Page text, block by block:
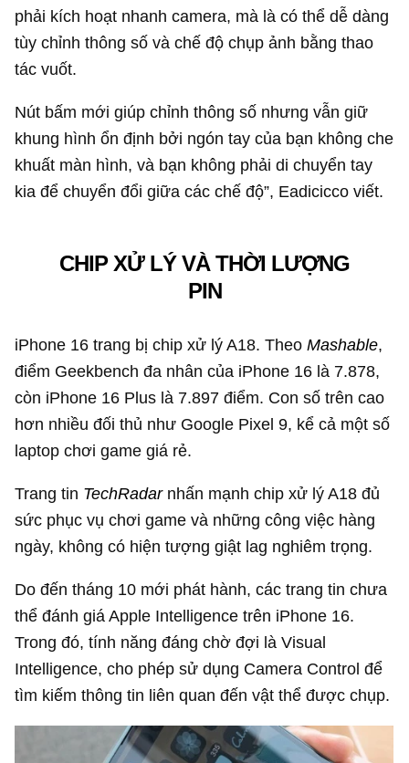
phải kích hoạt nhanh camera, mà là có thể dễ dàng
tùy chỉnh thông số và chế độ chụp ảnh bằng thao
tác vuốt.
Nút bấm mới giúp chỉnh thông số nhưng vẫn giữ
khung hình ổn định bởi ngón tay của bạn không che
khuất màn hình, và bạn không phải di chuyển tay
kia để chuyển đổi giữa các chế độ”, Eadicicco viết.
CHIP XỬ LÝ VÀ THỜI LƯỢNG
PIN
iPhone 16 trang bị chip xử lý A18. TheoMashable,
điểm Geekbench đa nhân của iPhone 16 là 7.878,
còn iPhone 16 Plus là 7.897 điểm. Con số trên cao
hơn nhiều đối thủ như Google Pixel 9, kể cả một số
laptop chơi game giá rẻ.
Trang tin TechRadarnhấn mạnh chip xử lý A18 đủ
sức phục vụ chơi game và những công việc hàng
ngày, không có hiện tượng giật lag nghiêm trọng.
Do đến tháng 10 mới phát hành, các trang tin chưa
thể đánh giá Apple Intelligence trên iPhone 16.
Trong đó, tính năng đáng chờ đợi là Visual
Intelligence, cho phép sử dụng Camera Control để
tìm kiếm thông tin liên quan đến vật thể được chụp.